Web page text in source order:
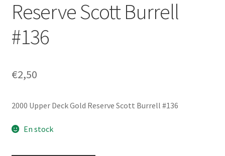
Reserve Scott Burrell
#136
€2,50
2000 Upper Deck Gold Reserve Scott Burrell #136
En stock